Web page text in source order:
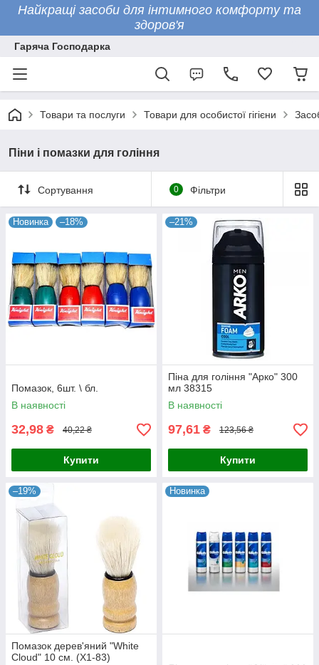
Найкращі засоби для інтимного комфорту та
здоров'я
Гаряча Господарка
Товари та послуги Товари для особистої гігієни
Піни і помазки для гоління
Сортування 0 Фільтри
Новинка –18%
Помазок, 6шт. \ бл.
В наявності
32,98 ₴ 40,22 ₴
Купити
–21%
Піна для гоління "Арко" 300
мл 38315
В наявності
97,61 ₴ 123,56 ₴
Купити
–19%
Помазок дерев'яний "White
Cloud" 10 см. (Х1-83)
Новинка